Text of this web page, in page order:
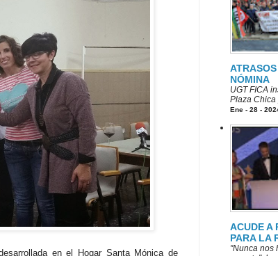
en el Hogar Santa Mónica de
NÓMINA
UGT FICA
Plaza
Ene - 28 -
ACUDE A
PARA LA
"Nunca nos